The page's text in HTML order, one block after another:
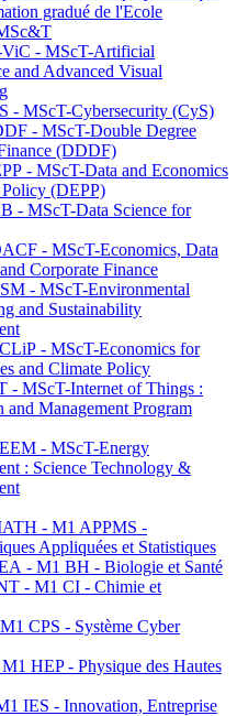
gradué de l'Ecole
- MScT-Artificial
and Advanced Visual
- MScT-Cybersecurity (CyS)
- MScT-Double Degree
(DDDF)
- MScT-Data and Economics
(DEPP)
- MScT-Data Science for
- MScT-Economics, Data
Corporate Finance
- MScT-Environmental
and Sustainability
- MScT-Economics for
and Climate Policy
- MScT-Internet of Things :
and Management Program
- MScT-Energy
: Science Technology &
- M1 APPMS -
Appliquées et Statistiques
- M1 BH - Biologie et Santé
- M1 CI - Chimie et
CPS - Système Cyber
HEP - Physique des Hautes
IES - Innovation, Entreprise